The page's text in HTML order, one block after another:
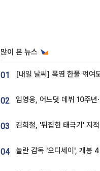
많이 본 뉴스
01
02
03
04